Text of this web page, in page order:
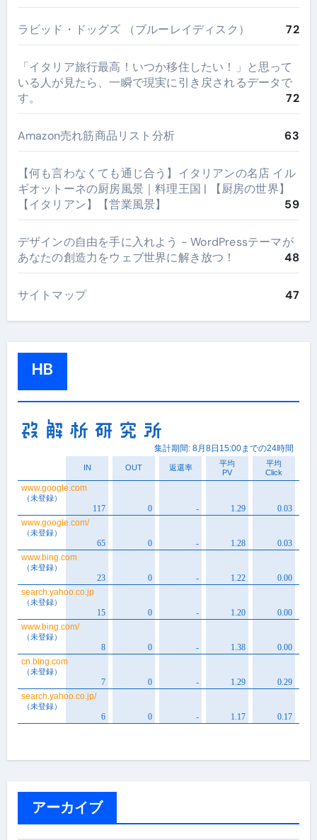
ラビッド・ドッグズ （ブルーレイディスク） 72
​「イタリア旅行最高！いつか移住したい！」と思って
いる人が見たら、一瞬で現実に引き戻されるデータで
す。
72
Amazon売れ筋商品リスト分析 63
【何も言わなくても通じ合う】イタリアンの名店 イル
ギオットーネの厨房風景｜料理王国 | 【厨房の世界】
【イタリアン】【営業風景】
59
デザインの自由を手に入れよう - WordPressテーマが
あなたの創造力をウェブ世界に解き放つ！
48
サイトマップ 47
HB
アーカイブ